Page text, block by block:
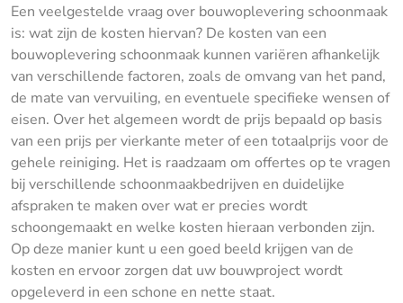
Een veelgestelde vraag over bouwoplevering schoonmaak
is: wat zijn de kosten hiervan? De kosten van een
bouwoplevering schoonmaak kunnen variëren afhankelijk
van verschillende factoren, zoals de omvang van het pand,
de mate van vervuiling, en eventuele specifieke wensen of
eisen. Over het algemeen wordt de prijs bepaald op basis
van een prijs per vierkante meter of een totaalprijs voor de
gehele reiniging. Het is raadzaam om offertes op te vragen
bij verschillende schoonmaakbedrijven en duidelijke
afspraken te maken over wat er precies wordt
schoongemaakt en welke kosten hieraan verbonden zijn.
Op deze manier kunt u een goed beeld krijgen van de
kosten en ervoor zorgen dat uw bouwproject wordt
opgeleverd in een schone en nette staat.